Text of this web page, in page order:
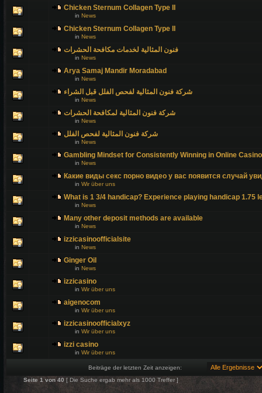
Chicken Sternum Collagen Type II
in News
Chicken Sternum Collagen Type II
in News
فنون المثالية لخدمات مكافحة الحشرات
in News
Arya Samaj Mandir Moradabad
in News
شركة فنون المثالية لفحص الفلل قبل الشراء
in News
شركة فنون المثالية لمكافحة الحشرات
in News
شركة فنون المثالية لفحص الفلل
in News
Gambling Mindset for Consistently Winning in Online
in News
Какие виды секс порно видео у вас появится случай
in Wir über uns
What is 1 3/4 handicap? Experience playing handicap 1.75
in News
Many other deposit methods are available
in News
izzicasinoofficialsite
in News
Ginger Oil
in News
izzicasino
in Wir über uns
aigenocom
in Wir über uns
izzicasinoofficialxyz
in Wir über uns
izzi casino
in Wir über uns
Beiträge der letzten Zeit anzeigen:
Seite 1 von40 [ Die Suche ergab mehr als 1000 Treffer ]